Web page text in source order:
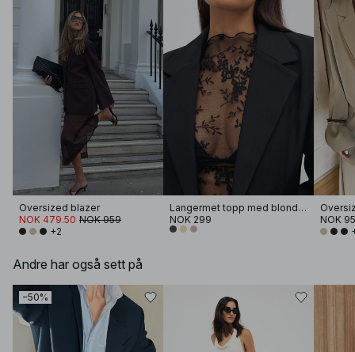
Oversized blazer
NOK 479.50 NOK 959
+2
Langermet topp med blonder
NOK 299
NOK
Andre har også sett på
−50%